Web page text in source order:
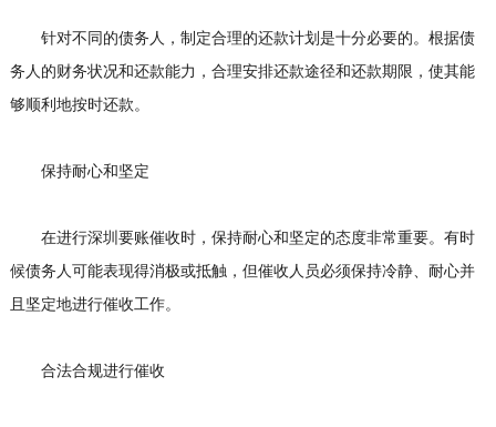
针对不同的债务人，制定合理的还款计划是十分必要的。根据债
务人的财务状况和还款能力，合理安排还款途径和还款期限，使其能
够顺利地按时还款。
保持耐心和坚定
在进行深圳要账催收时，保持耐心和坚定的态度非常重要。有时
候债务人可能表现得消极或抵触，但催收人员必须保持冷静、耐心并
且坚定地进行催收工作。
合法合规进行催收